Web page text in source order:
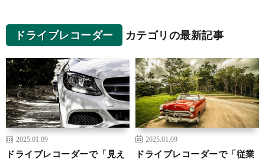
ドライブレコーダー カテゴリの最新記事
2025.01.09
ドライブレコーダーで「見え
2025.01.09
ドライブレコーダーで「従業